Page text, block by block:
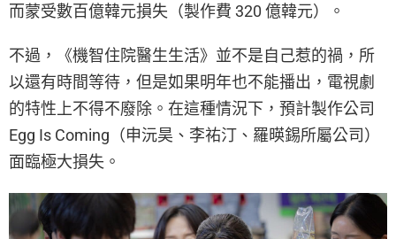
而蒙受數百億韓元損失（製作費 320 億韓元）。
不過，《機智住院醫生生活》並不是自己惹的禍，所
以還有時間等待，但是如果明年也不能播出，電視劇
的特性上不得不廢除。在這種情況下，預計製作公司
Egg Is Coming（申沅昊、李祐汀、羅暎錫所屬公司）
面臨極大損失。